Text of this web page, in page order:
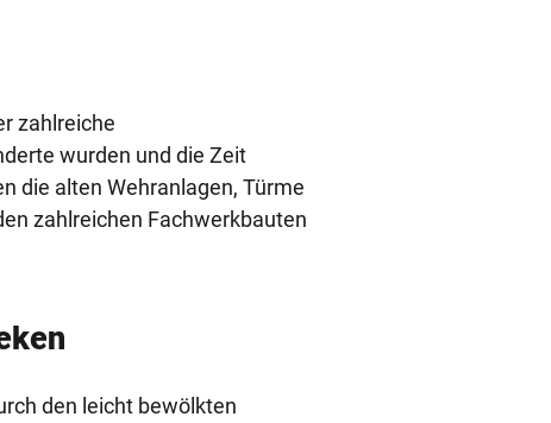
zahlreiche
wurden und die Zeit
die alten Wehranlagen, Türme
zahlreichen Fachwerkbauten
den leicht bewölkten